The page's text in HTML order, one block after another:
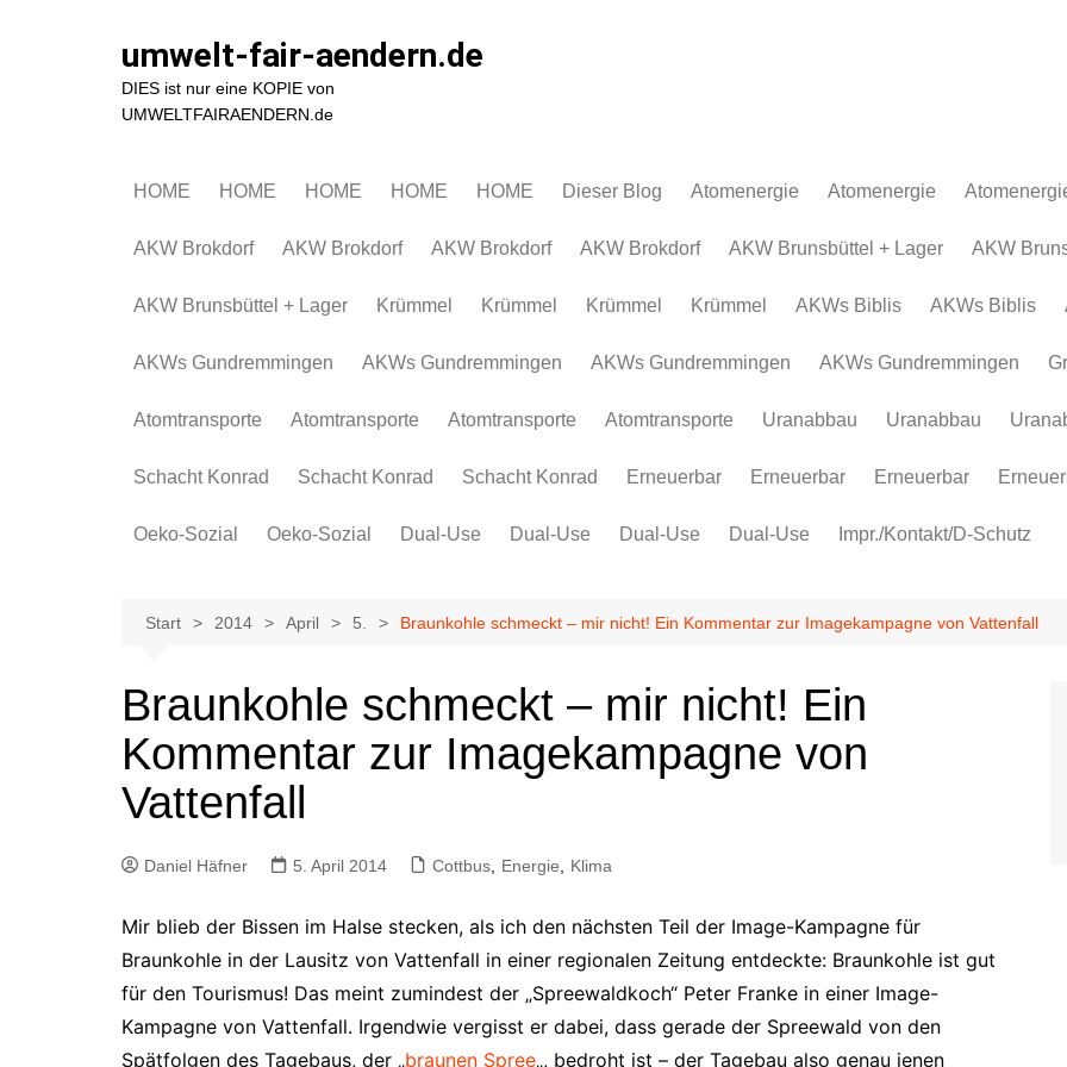
umwelt-fair-aendern.de
DIES ist nur eine KOPIE von
UMWELTFAIRAENDERN.de
HOME HOME HOME HOME HOME Dieser Blog Atomenergie
Atomkraftwerke
AKW
Krümmel
AKWs Biblis
Atomenergie
Atomkraftwerke
Atommüll
Rohstoffe und Konflikte
Atommüll
Rohstoffe
AKW Brokdorf AKW Brokdorf AKW Brokdorf AKW Brokdorf AKW Brunsbüttel + Lager AKW
AKW Brunsbüttel + Lager Krümmel Krümmel Krümmel Krümmel AKWs Biblis AKWs Biblis
AKWs Gundremmingen AKWs Gundremmingen AKWs Gundremmingen AKWs Gundremmingen
Atomtransporte Atomtransporte Atomtransporte Atomtransporte Uranabbau Uranabbau
Schacht Konrad Schacht Konrad Schacht Konrad Erneuerbar Erneuerbar Erneuerbar
Oeko-Sozial
Arbeitsplätze
IG Metall
Oeko-Sozial
Arbeitsplätze
IG Metall
Dual-Use Dual-Use Dual-Use Dual-Use Impr./Kontakt/D-Schutz
Start 2014 April 5. Braunkohle schmeckt – mir nicht! Ein Kommentar zur Imagekampagne von Vattenfall
Braunkohle schmeckt – mir nicht! Ein
Kommentar zur Imagekampagne von
Vattenfall
Daniel Häfner 5. April 2014 Cottbus Energie Klima
Mir blieb der Bissen im Halse stecken, als ich den nächsten Teil der Image-Kampagne für
Braunkohle in der Lausitz von Vattenfall in einer regionalen Zeitung entdeckte: Braunkohle ist gut
für den Tourismus! Das meint zumindest der „Spreewaldkoch“ Peter Franke in einer Image-
Kampagne von Vattenfall. Irgendwie vergisst er dabei, dass gerade der Spreewald von den
Spätfolgen des Tagebaus, der „braunen Spree„, bedroht ist – der Tagebau also genau jenen